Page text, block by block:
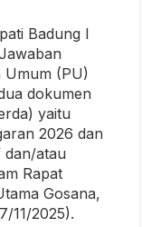
Badung I
Umum (PU)
dokumen
yaitu
2026 dan
dan/atau
Rapat
Gosana,
11/2025).